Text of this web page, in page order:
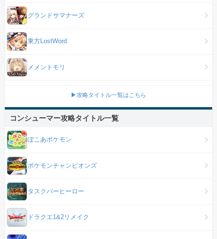
グランドサマナーズ
東方LostWord
メメントモリ
▶攻略タイトル一覧はこちら
コンシューマー攻略タイトル一覧
ぽこあポケモン
ポケモンチャンピオンズ
タスクバーヒーロー
ドラクエ1&2リメイク